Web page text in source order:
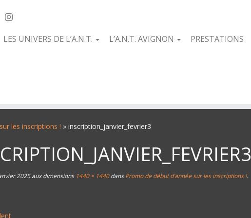
LES UNIVERS DE L’A.N.T. L’A.N.T. AVIGNON PRESTATIONS
les inscriptions ! » inscription_janvier_fevrier3
2025aux dimensions1440 × 1440dansPromo de début d’année sur les inscriptions !.